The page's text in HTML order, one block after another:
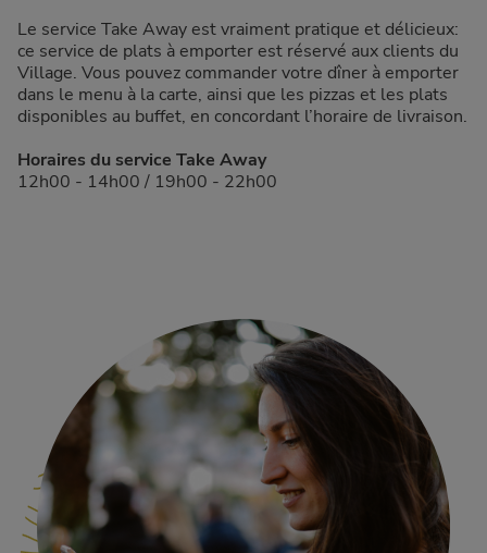
Le service Take Away est vraiment pratique et délicieux:
ce service de plats à emporter est réservé aux clients du
Village. Vous pouvez commander votre dîner à emporter
dans le menu à la carte, ainsi que les pizzas et les plats
disponibles au buffet, en concordant l’horaire de livraison.
Horaires du service Take Away
12h00 - 14h00 / 19h00 - 22h00